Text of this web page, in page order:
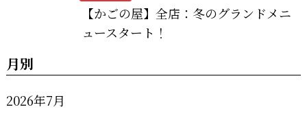
【かごの屋】全店：冬のグランドメニ
ュースタート！
月別
2026年7月